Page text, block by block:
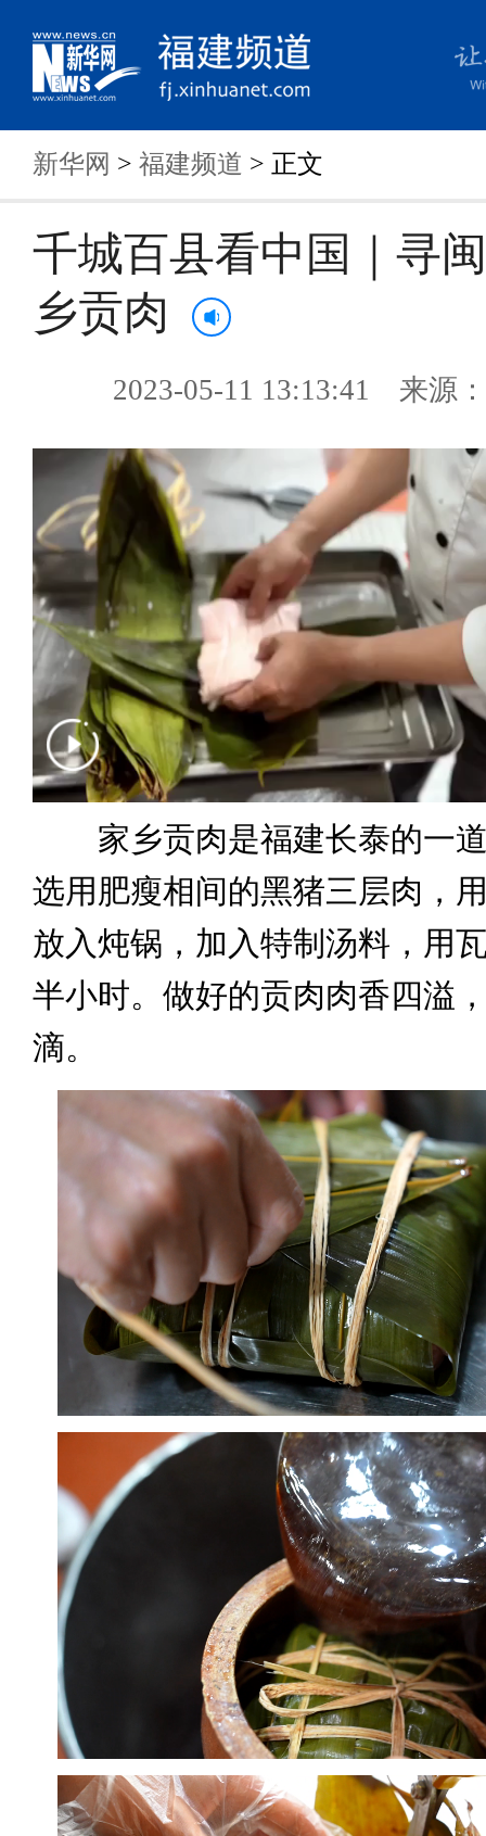
新华网 > 福建频道 > 正文
千城百县看中国｜寻
乡贡肉
2023-05-11 13:13:41 来源
家乡贡肉是福建长泰的一道
选用肥瘦相间的黑猪三层肉，
放入炖锅，加入特制汤料，用
半小时。做好的贡肉肉香四溢
滴。